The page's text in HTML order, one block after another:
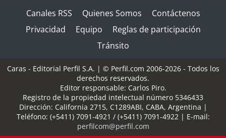
Canales RSS Quienes Somos
Contáctenos
Privacidad
Equipo
Reglas de participación
Tránsito
Caras - Editorial Perfil S.A. | © Perfil.com 2006-2026 - Todos los
derechos reservados.
Editor responsable: Carlos Piro.
Registro de la propiedad intelectual número 5346433
Dirección: California 2715, C1289ABI, CABA, Argentina |
Teléfono: (+5411) 7091-4921 / (+5411) 7091-4922| E-mail:
perfilcom@perfil.com